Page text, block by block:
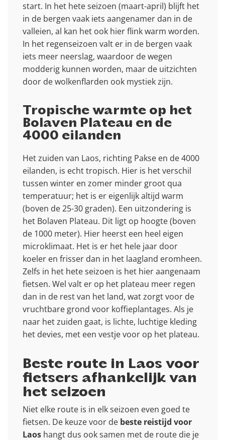
start. In het hete seizoen (maart-april) blijft het
in de bergen vaak iets aangenamer dan in de
valleien, al kan het ook hier flink warm worden.
In het regenseizoen valt er in de bergen vaak
iets meer neerslag, waardoor de wegen
modderig kunnen worden, maar de uitzichten
door de wolkenflarden ook mystiek zijn.
Tropische warmte op het
Bolaven Plateau en de
4000 eilanden
Het zuiden van Laos, richting Pakse en de 4000
eilanden, is echt tropisch. Hier is het verschil
tussen winter en zomer minder groot qua
temperatuur; het is er eigenlijk altijd warm
(boven de 25-30 graden). Een uitzondering is
het Bolaven Plateau. Dit ligt op hoogte (boven
de 1000 meter). Hier heerst een heel eigen
microklimaat. Het is er het hele jaar door
koeler en frisser dan in het laagland eromheen.
Zelfs in het hete seizoen is het hier aangenaam
fietsen. Wel valt er op het plateau meer regen
dan in de rest van het land, wat zorgt voor de
vruchtbare grond voor koffieplantages. Als je
naar het zuiden gaat, is lichte, luchtige kleding
het devies, met een vestje voor op het plateau.
Beste route in Laos voor
fietsers afhankelijk van
het seizoen
Niet elke route is in elk seizoen even goed te
fietsen. De keuze voor de beste reistijd voor
Laos hangt dus ook samen met de route die je